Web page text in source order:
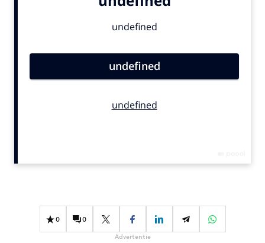
Gedragsverandering
Influencer marketing
0 0
Advertentie